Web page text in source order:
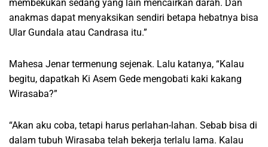
membekukan sedang yang lain mencairkan darah. Dan
anakmas dapat menyaksikan sendiri betapa hebatnya bisa
Ular Gundala atau Candrasa itu.”
Mahesa Jenar termenung sejenak. Lalu katanya, “Kalau
begitu, dapatkah Ki Asem Gede mengobati kaki kakang
Wirasaba?”
“Akan aku coba, tetapi harus perlahan-lahan. Sebab bisa di
dalam tubuh Wirasaba telah bekerja terlalu lama. Kalau